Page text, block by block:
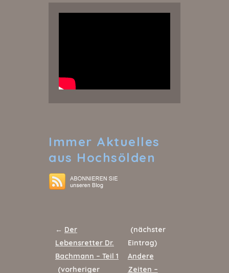
Immer Aktuelles
aus Hochsölden
← Der
Lebensretter Dr.
Bachmann – Teil 1
(vorheriger
(nächster
Eintrag)
Andere
Zeiten –